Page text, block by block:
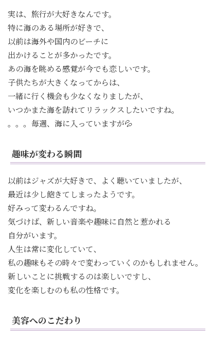
実は、旅行が大好きなんです。
特に海のある場所が好きで、
以前は海外や国内のビーチに
出かけることが多かったです。
あの海を眺める感覚が今でも恋しいです。
子供たちが大きくなってからは、
一緒に行く機会も少なくなりましたが、
いつかまた海を訪れてリラックスしたいですね。
。。。毎週、海に入っていますが💦
趣味が変わる瞬間
以前はジャズが大好きで、よく聴いていましたが、
最近は少し飽きてしまったようです。
好みって変わるんですね。
気づけば、新しい音楽や趣味に自然と惹かれる
自分がいます。
人生は常に変化していて、
私の趣味もその時々で変わっていくのかもしれません。
新しいことに挑戦するのは楽しいですし、
変化を楽しむのも私の性格です。
美容へのこだわり